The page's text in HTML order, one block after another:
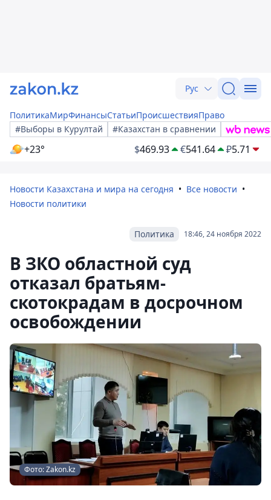
Рус
ПолитикаМирФинансыСтатьиПроисшествияПраво
#Выборы в Курултай
#Казахстан в сравнении
+23° $469.93 €541.64 ₽5.71
Новости Казахстана и мира на сегодня
Все новости
Новости политики
18:46, 24 ноября 2022
Политика
В ЗКО областной суд
отказал братьям-
скотокрадам в досрочном
освобождении
Фото: Zakon.kz